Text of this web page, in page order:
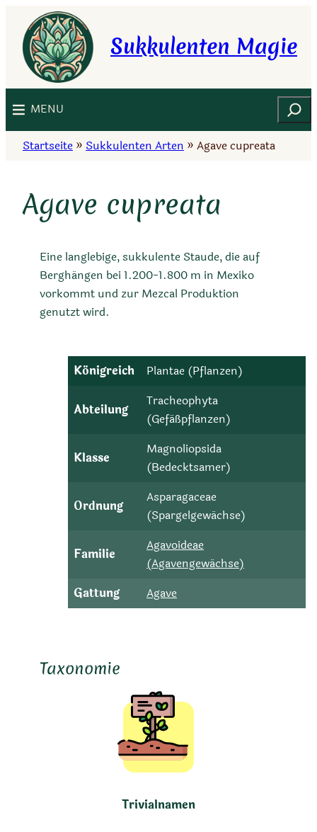
Inhalt
springen
Sukkulenten Magie
MENU Suchen
Startseite » Sukkulenten Arten » Agave cupreata
Agave cupreata
Eine langlebige, sukkulente Staude, die auf
Berghängen bei 1.200-1.800 m in Mexiko
vorkommt und zur Mezcal Produktion
genutzt wird.
Königreich Plantae (Pflanzen)
Abteilung
Tracheophyta
(Gefäßpflanzen)
Klasse
Magnoliopsida
(Bedecktsamer)
Ordnung
Asparagaceae
(Spargelgewächse)
Familie
Agavoideae
(Agavengewächse)
Gattung
Agave
Taxonomie
Trivialnamen